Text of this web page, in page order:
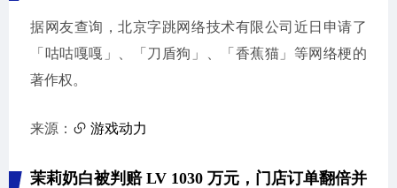
据网友查询，北京字跳网络技术有限公司近日申请了
「咕咕嘎嘎」、「刀盾狗」、「香蕉猫」等网络梗的
著作权。
来源： 游戏动力
茉莉奶白被判赔 LV 1030 万元，门店订单翻倍并